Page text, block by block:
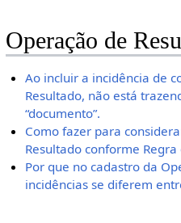
Operação de
Ao incluir a incidência de
Resultado, não está
“documento”.
Como fazer para
Resultado conforme
Por que no cadastro da
incidências se diferem